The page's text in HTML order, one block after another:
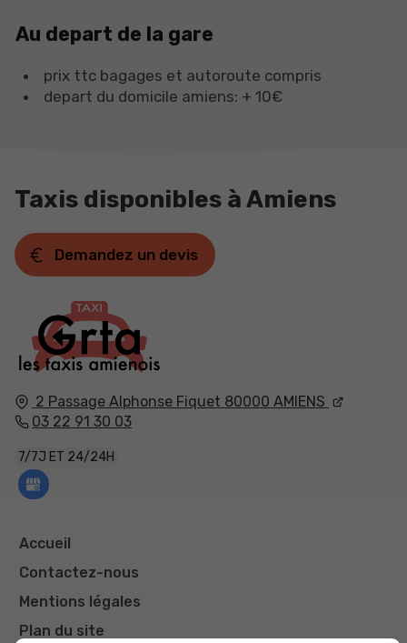
Au depart de la gare
prix ttc bagages et autoroute compris
depart du domicile amiens: + 10€
2 Passage Alphonse Fiquet 80000 AMIENS
03 22 91 30 03
7/7J ET 24/24H
Accueil
Contactez-nous
Mentions légales
Plan du site
Taxis disponibles à Amiens
Demandez un devis